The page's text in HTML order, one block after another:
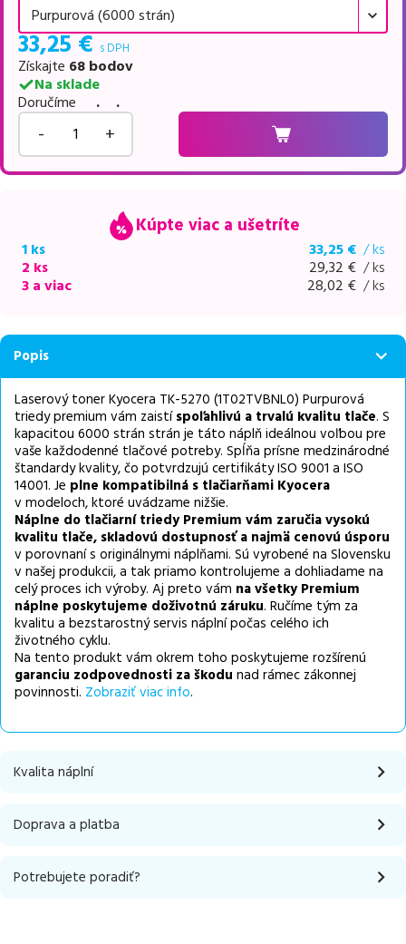
Purpurová (6000 strán)
33,25€ s DPH
Získajte 68 bodov
Na sklade
Doručíme
. .
- +
Kúpte viac a ušetríte
1 ks 33,25 € / ks
2 ks
29,32 € / ks
3 a viac
28,02 € / ks
Popis
Laserový toner Kyocera TK-5270 (1T02TVBNL0) Purpurová
triedy premium vám zaistíspoľahlivú a trvalú kvalitu tlače. S
kapacitou 6000 strán strán je táto náplň ideálnou voľbou pre
vaše každodenné tlačové potreby. Spĺňa prísne medzinárodné
štandardy kvality, čo potvrdzujú certifikáty ISO 9001 a ISO
14001. Je plne kompatibilná s tlačiarňami Kyocera
v modeloch, ktoré uvádzame nižšie.
Náplne do tlačiarní triedy Premium vám zaručia vysokú
kvalitu tlače, skladovú dostupnosť a najmä cenovú úsporu
v porovnaní s originálnymi náplňami. Sú vyrobené na Slovensku
v našej produkcii, a tak priamo kontrolujeme a dohliadame na
celý proces ich výroby. Aj preto vám na všetky Premium
náplne poskytujeme doživotnú záruku. Ručíme tým za
kvalitu a bezstarostný servis náplní počas celého ich
životného cyklu.
Na tento produkt vám okrem toho poskytujeme rozšírenú
garanciu zodpovednosti za škodu nad rámec zákonnej
povinnosti. Zobraziť viac info.
Kvalita náplní
Doprava a platba
Potrebujete poradiť?